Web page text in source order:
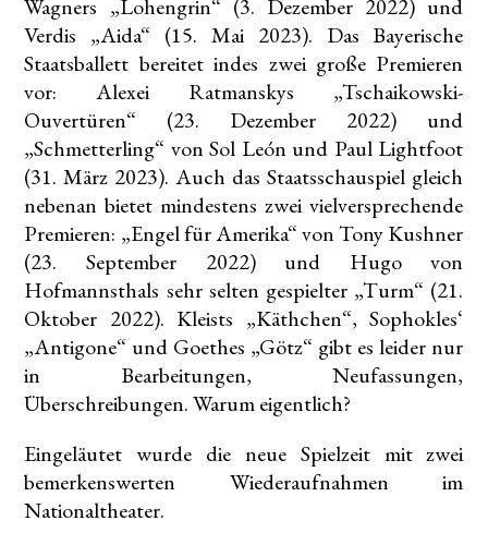
Wagners „Lohengrin“ (3. Dezember 2022) und
Verdis „Aida“ (15. Mai 2023). Das Bayerische
Staatsballett bereitet indes zwei große Premieren
vor: Alexei Ratmanskys „Tschaikowski-
Ouvertüren“ (23. Dezember 2022) und
„Schmetterling“ von Sol León und Paul Lightfoot
(31. März 2023). Auch das Staatsschauspiel gleich
nebenan bietet mindestens zwei vielversprechende
Premieren: „Engel für Amerika“ von Tony Kushner
(23. September 2022) und Hugo von
Hofmannsthals sehr selten gespielter „Turm“ (21.
Oktober 2022). Kleists „Käthchen“, Sophokles‘
„Antigone“ und Goethes „Götz“ gibt es leider nur
in Bearbeitungen, Neufassungen,
Überschreibungen. Warum eigentlich?
Eingeläutet wurde die neue Spielzeit mit zwei
bemerkenswerten Wiederaufnahmen im
Nationaltheater.